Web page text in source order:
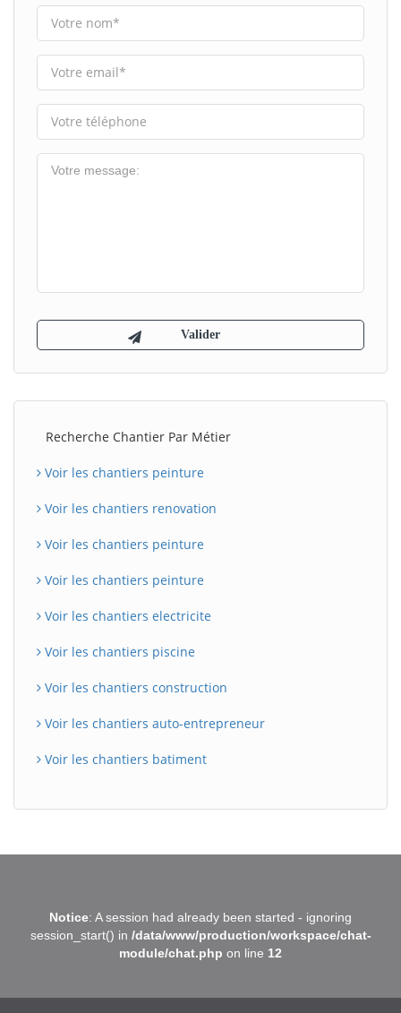
Recherche Chantier Par Métier
Voir les chantiers peinture
Voir les chantiers renovation
Voir les chantiers peinture
Voir les chantiers peinture
Voir les chantiers electricite
Voir les chantiers piscine
Voir les chantiers construction
Voir les chantiers auto-entrepreneur
Voir les chantiers batiment
Notice: A session had already been started - ignoring
session_start() in /data/www/production/workspace/chat-
module/chat.php on line 12
B
Assistant en ligne